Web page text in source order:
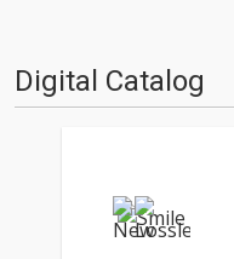
Digital Catalog